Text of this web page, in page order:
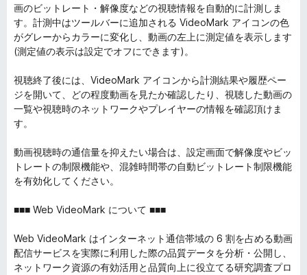
画のビットレート・解像度などの視聴情報を自動的に計測しま
す。計測中はツールバーに追加される VideoMark アイコンの色
がグレーからカラーに変化し、動画の左上に測定値を表示します
(測定値の表示は設定でオフにできます)。
視聴終了後には、VideoMark アイコンから計測結果や履歴ペー
ジを開いて、どの程度動画を見たか確認したり、視聴した動画の
一覧や視聴時のネットワークやプレイヤーの情報を確認頂けま
す。
動画視聴時の通信量を抑えたい場合は、設定画面で解像度やビッ
トレートの制限機能や、混雑時間帯の自動ビットレート制限機能
を有効化してください。
■■■ Web VideoMark について ■■■
Web VideoMark はインターネット通信帯域の 6 割を占める動画
配信サービスを実際に利用した際の品質データを分析・公開し、
ネットワーク資源の有効活用と品質向上に役立てる研究調査プロ